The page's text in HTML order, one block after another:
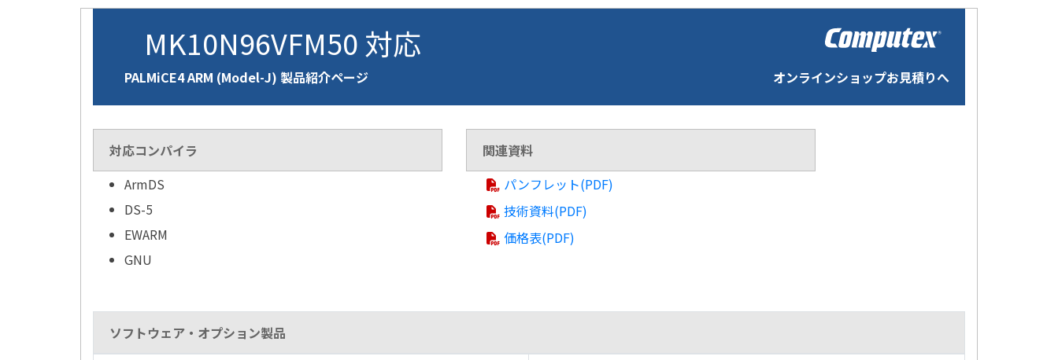
MK10N96VFM50 対応
PALMiCE4 ARM (Model-J) 製品紹介ページ オンラインショップお見積りへ
対応コンパイラ
ArmDS
DS-5
EWARM
GNU
関連資料
パンフレット(PDF)
技術資料(PDF)
価格表(PDF)
ソフトウェア・オプション製品